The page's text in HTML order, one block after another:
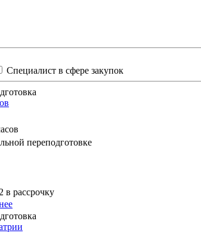
Специалист в сфере закупок
переподготовке
в рассрочку